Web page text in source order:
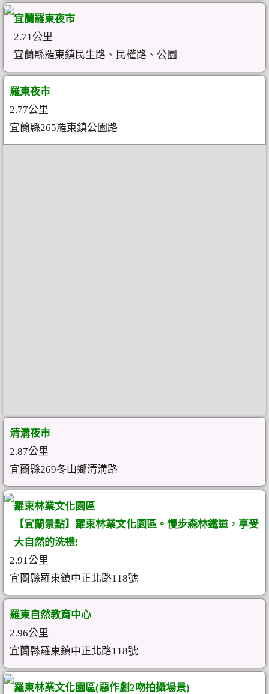
宜蘭羅東夜市
2.71公里
宜蘭縣羅東鎮民生路、民權路、公園
羅東夜市
2.77公里
宜蘭縣265羅東鎮公園路
清溝夜市
2.87公里
宜蘭縣269冬山鄉清溝路
羅東林業文化園區
【宜蘭景點】羅東林業文化園區。慢步森林鐵道，享受
大自然的洗禮!
2.91公里
宜蘭縣羅東鎮中正北路118號
羅東自然教育中心
2.96公里
宜蘭縣羅東鎮中正北路118號
羅東林業文化園區(惡作劇2吻拍攝場景)